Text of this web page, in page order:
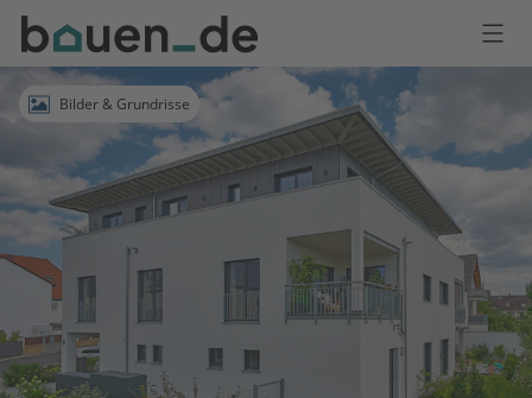
Bauen
Logo
AnmeldenBilder & Grundrisse